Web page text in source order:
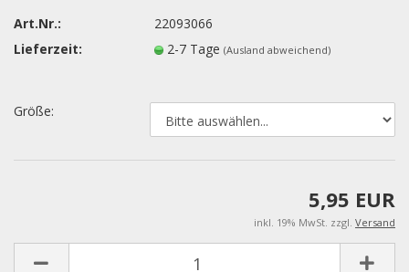
Art.Nr.:
22093066
Lieferzeit:
2-7 Tage(Ausland abweichend)
Größe:
5,95 EUR
inkl. 19% MwSt. zzgl. Versand